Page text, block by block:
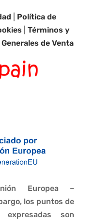
Política de
|Términos y
de Venta
Europea –
los puntos de
son